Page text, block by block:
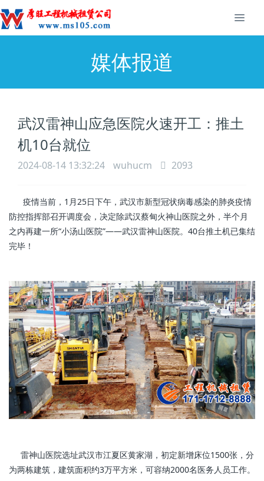
媒体报道
武汉雷神山应急医院火速开工：推土
机10台就位
2024-08-14 13:32:24 wuhucm 2093
疫情当前，1月25日下午，武汉市新型冠状病毒感染的肺炎疫情
防控指挥部召开调度会，决定除武汉蔡甸火神山医院之外，半个月
之内再建一所“小汤山医院”——武汉雷神山医院。40台推土机已集结
完毕！
雷神山医院选址武汉市江夏区黄家湖，初定新增床位1500张，分
为两栋建筑，建筑面积约3万平方米，可容纳2000名医务人员工作。